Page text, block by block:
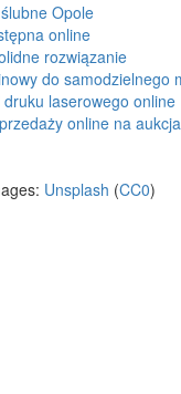
Opole
online
rozwiązanie
do samodzielnego
druku laserowego online
online na
Unsplash (CC0)